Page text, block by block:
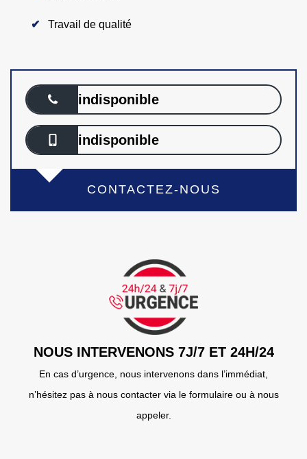
Travail de qualité
indisponible
indisponible
CONTACTEZ-NOUS
NOUS INTERVENONS 7J/7 ET 24H/24
En cas d’urgence, nous intervenons dans l’immédiat,
n’hésitez pas à nous contacter via le formulaire ou à nous
appeler.